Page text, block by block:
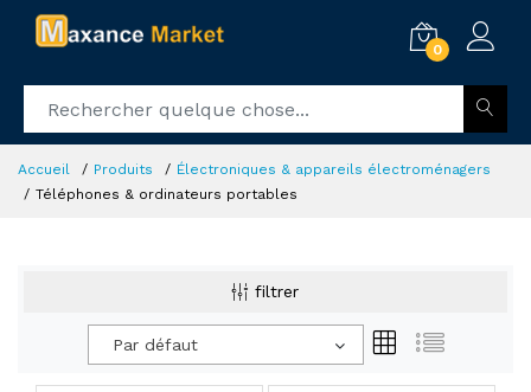
0
Accueil Produits
Électroniques & appareils électroménagers
Téléphones & ordinateurs portables
filtrer
Par défaut